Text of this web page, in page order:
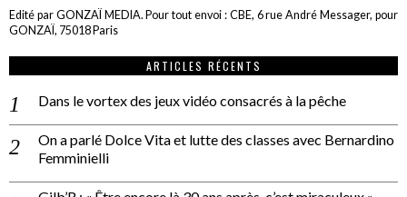
Edité par GONZAÏ MEDIA. Pour tout envoi : CBE, 6 rue André Messager, pour
GONZAÏ, 75018 Paris
ARTICLES RÉCENTS
Dans le vortex des jeux vidéo consacrés à la pêche
On a parlé Dolce Vita et lutte des classes avec Bernardino
Femminielli